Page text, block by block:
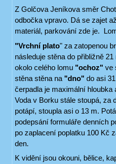
Z Golčova Jeníkova směr
odbočka vpravo. Dá se zajet
materiál, parkování zde je.
"Vrchní plato" za zatopenou
následuje stěna do přibližně 21
okolo celého lomu "ochoz" ve
stěna stěna na "dno" do asi
čerpadla je maximální hloubka
Voda v Borku stále stoupá, za
potápí, stoupla asi o 13 m.
podepsání formuláře denních
po zaplacení poplatku 100 Kč
den.
K vidění jsou okouni, bělice,